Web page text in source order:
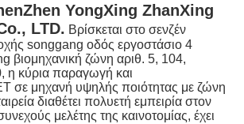
YongXing ZhanXing
LTD. Βρίσκεται στο σενζέν
songgang οδός εργοστάσιο 4
βιομηχανική ζώνη αριθ. 5, 104,
η κύρια παραγωγή και
σε μηχανή υψηλής ποιότητας με ζώνη
διαθέτει πολυετή εμπειρία στον
μελέτης της καινοτομίας, έχει